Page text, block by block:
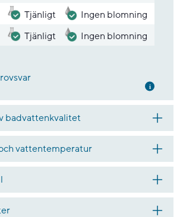
Tjänligt
Ingen blomning
Tjänligt Ingen blomning
Mer
badvattenkvalitet
vattentemperatur